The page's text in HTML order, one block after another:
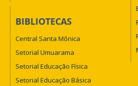
BIBLIOTECAS
Central Santa Mônica
Setorial Umuarama
Setorial Educação Física
Setorial Educação Básica